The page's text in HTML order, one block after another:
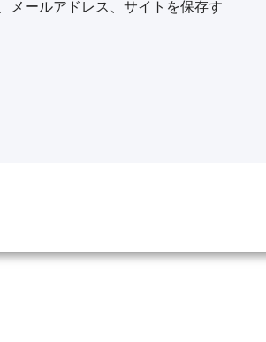
メールアドレス、サイトを保存す